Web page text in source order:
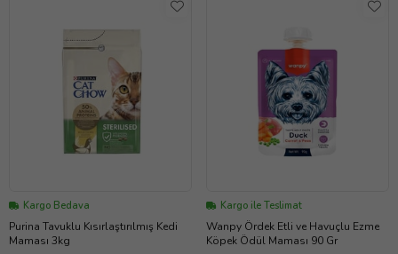
Kargo Bedava
Purina Tavuklu Kısırlaştırılmış Kedi
Maması 3kg
Kargo ile Teslimat
Wanpy Ördek Etli ve Havuçlu Ezme
Köpek Ödül Maması 90 Gr